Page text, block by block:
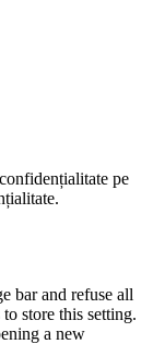
pe
bar and refuse all
store this setting.
a new